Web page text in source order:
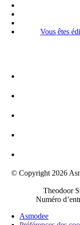
Vous êtes
© Copyright 2026
Theodoor
Numéro
Asmodee